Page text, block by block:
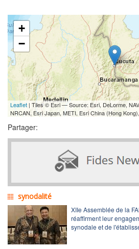
+
−
Leaflet | Tiles © Esri — Source: Esri, DeLorme,
NRCAN, Esri Japan, METI, Esri China (Hong
Partager:
synodalité
XIIe Assemblée de la
réaffirment leur
synodale et de